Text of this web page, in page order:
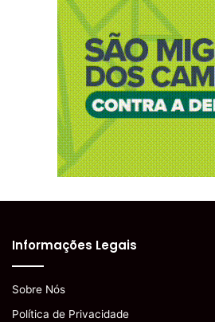
Informações Legais
Sobre Nós
Política de Privacidade